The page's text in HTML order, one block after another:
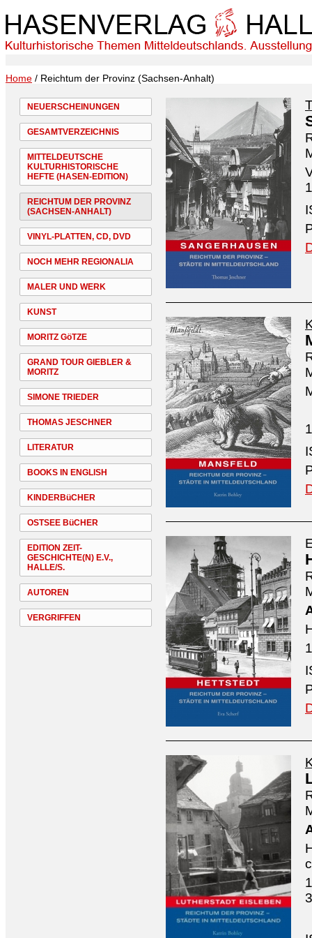
Home / Reichtum der Provinz (Sachsen-Anhalt)
NEUERSCHEINUNGEN
GESAMTVERZEICHNIS
MITTELDEUTSCHE
KULTURHISTORISCHE
HEFTE (HASEN-EDITION)
REICHTUM DER PROVINZ
(SACHSEN-ANHALT)
VINYL-PLATTEN, CD, DVD
NOCH MEHR REGIONALIA
MALER UND WERK
KUNST
MORITZ GöTZE
GRAND TOUR GIEBLER &
MORITZ
SIMONE TRIEDER
THOMAS JESCHNER
LITERATUR
BOOKS IN ENGLISH
KINDERBüCHER
OSTSEE BüCHER
EDITION ZEIT-
GESCHICHTE(N) E.V.,
HALLE/S.
AUTOREN
VERGRIFFEN